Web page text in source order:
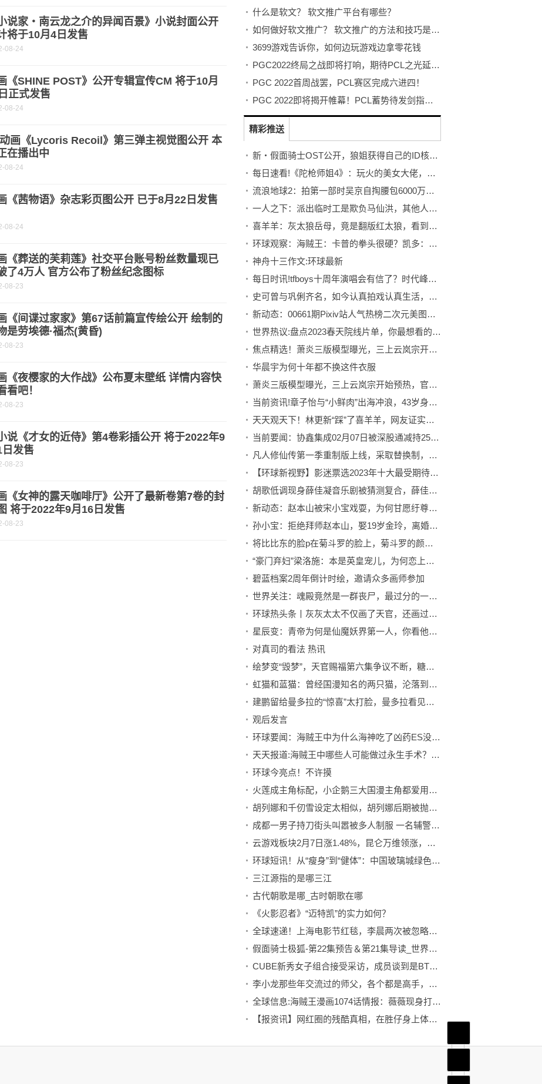
说家・南云龙之介的异闻百景》小说封面公开
将于10月4日发售
08-24
《SHINE POST》公开专辑宣传CM 将于10月
正式发售
08-24
画《Lycoris Recoil》第三弹主视觉图公开 本
在播出中
08-24
《茜物语》杂志彩页图公开 已于8月22日发售
08-24
《葬送的芙莉莲》社交平台账号粉丝数量现已
了4万人 官方公布了粉丝纪念图标
08-23
《间谍过家家》第67话前篇宣传绘公开 绘制的
是劳埃德·福杰(黄昏)
08-23
《夜樱家的大作战》公布夏末壁纸 详情内容快
看吧！
08-23
说《才女的近侍》第4卷彩插公开 将于2022年9
发售
08-23
《女神的露天咖啡厅》公开了最新卷第7卷的封
将于2022年9月16日发售
08-23
什么是软文？ 软文推广平台有哪些？
如何做好软文推广？ 软文推广的方法和技巧是什么？
3699游戏告诉你，如何边玩游戏边拿零花钱
PGC2022终局之战即将打响，期待PCL之光延续迈向最高顶峰！
PGC 2022首周战罢，PCL赛区完成六进四！
PGC 2022即将揭开帷幕！PCL蓄势待发剑指至高荣耀！
精彩推送
新・假面骑士OST公开，狼姐获得自己的ID核心:世界快资讯
每日速看!《陀枪师姐4》：玩火的美女大佬，陷入总督察情网，要了命的执着
流浪地球2：拍第一部时吴京自掏腰包6000万，直接向科幻电影宣战-当前消息
一人之下：派出临时工是欺负马仙洪，其他人也能剿灭碧游村？-天天观热点
喜羊羊：灰太狼岳母，竟是翻版红太狼，看到她的颜值，网友：实名羡慕 世界报道
环球观察：海贼王：卡普的拳头很硬？凯多：让他2拳，红发：让他5拳，他：让他打一天
神舟十三作文:环球最新
每日时讯!tfboys十周年演唱会有信了？时代峰峻称规划中，但没把话说死
史可曾与巩俐齐名，如今认真拍戏认真生活，与外籍丈夫很幸福|世界报资讯
新动态：00661期Pixiv站人气热榜二次元美图精选
世界热议:盘点2023春天院线片单，你最想看的是哪一部？
焦点精选！萧炎三版模型曝光，三上云岚宗开始预热，官方即将达成一个新成就
华晨宇为何十年都不换这件衣服
萧炎三版模型曝光，三上云岚宗开始预热，官方即将达成一个新成就
当前资讯!章子怡与“小鲜肉”出海冲浪，43岁身材婀娜，路人视角白到发光
天天观天下！林更新“踩”了喜羊羊，网友证实作为演员喜羊羊比林更新还厉害
当前要闻：协鑫集成02月07日被深股通减持252.55万股
凡人修仙传第一季重制版上线，采取替换制，缓兵之计网友恐难买账 世界快播
【环球新视野】影迷票选2023年十大最受期待影片
胡歌低调现身薛佳凝音乐剧被猜测复合，薛佳凝发文引热议，爱与不爱一目了然:全球热闻
新动态：赵本山被宋小宝戏耍，为何甘愿纡尊降贵扶他上位？小沈阳心如明镜
孙小宝：拒绝拜师赵本山，娶19岁金玲，离婚以后认小网红当干爹-全球头条
将比比东的脸p在菊斗罗的脸上，菊斗罗的颜值瞬间飙升-焦点热讯
“豪门弃妇”梁洛施：本是英皇宠儿，为何恋上大22岁的李泽楷？
碧蓝档案2周年倒计时绘，邀请众多画师参加
世界关注：魂殿竟然是一群丧尸，最过分的一毛钱特效，斗破苍穹变国产丧尸片
环球热头条丨灰灰太太不仅画了天官，还画过魔道，皎皎君子蓝湛来咯，太会画了
星辰变：青帝为何是仙魔妖界第一人，你看他这两次出手就知道了？ 观天下
对真司的看法 热讯
绘梦变“毁梦”，天官赐福第六集争议不断，糖份过多，谢怜被抢词-最新消息
虹猫和蓝猫：曾经国漫知名的两只猫，沦落到现在的无人问津
建鹏留给曼多拉的“惊喜”太打脸，曼多拉看见的时候脸都扭曲……-要闻速递
观后发言
环球要闻：海贼王中为什么海神吃了凶药ES没有变老，霍迪等人却衰老至极？
天天报道:海贼王中哪些人可能做过永生手术？洛克斯和伊姆可能性很大！
环球今亮点！不许摸
火莲成主角标配，小企鹅三大国漫主角都爱用，网友：压力来到吞噬
胡列娜和千仞雪设定太相似，胡列娜后期被抛弃，多亏了动画有高光
成都一男子持刀街头叫嚣被多人制服 一名辅警被划伤
云游戏板块2月7日涨1.48%，昆仑万维领涨，主力资金净流入4.29亿元
环球短讯！从“瘦身”到“健体”：中国玻璃城绿色发展“三连跳”
三江源指的是哪三江
古代朝歌是哪_古时朝歌在哪
《火影忍者》“迈特凯”的实力如何？
全球速递！上海电影节红毯，李晨两次被忽略不是没道理，短短一句发言就彻底“露馅”
假面骑士极狐-第22集预告＆第21集导读_世界视讯
CUBE新秀女子组合接受采访，成员谈到是BTS激励她们成为偶像！
李小龙那些年交流过的师父，各个都是高手，怪不得他能创立截拳道
全球信息:海贼王漫画1074话情报：薇薇现身打破死亡谣言，波妮进入熊的记忆
【报资讯】网红圈的残酷真相，在胜仔身上体现得淋漓尽致